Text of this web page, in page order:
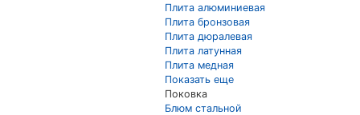
Плита алюминиевая
Плита бронзовая
Плита дюралевая
Плита латунная
Плита медная
Показать еще
Поковка
Блюм стальной